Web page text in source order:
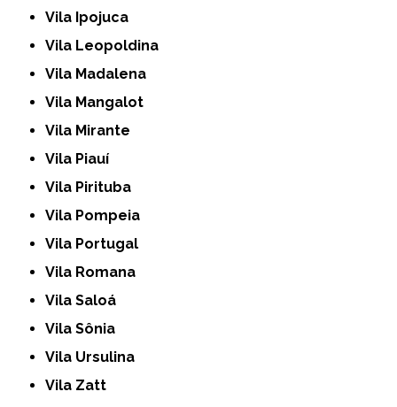
Vila Ipojuca
Vila Leopoldina
Vila Madalena
Vila Mangalot
Vila Mirante
Vila Piauí
Vila Pirituba
Vila Pompeia
Vila Portugal
Vila Romana
Vila Saloá
Vila Sônia
Vila Ursulina
Vila Zatt